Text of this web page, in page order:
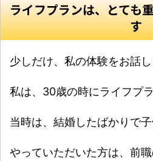
ライフプランは、とても
す
少しだけ、私の体験をお話
私は、30歳の時にライフプ
当時は、結婚したばかりで
やっていただいた方は、前